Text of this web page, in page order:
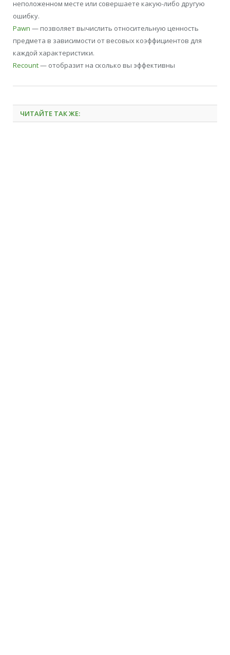
неположенном месте или совершаете какую-либо другую
ошибку.
Pawn — позволяет вычислить относительную ценность
предмета в зависимости от весовых коэффициентов для
каждой характеристики.
Recount— отобразит на сколько вы эффективны
ЧИТАЙТЕ ТАК ЖЕ: